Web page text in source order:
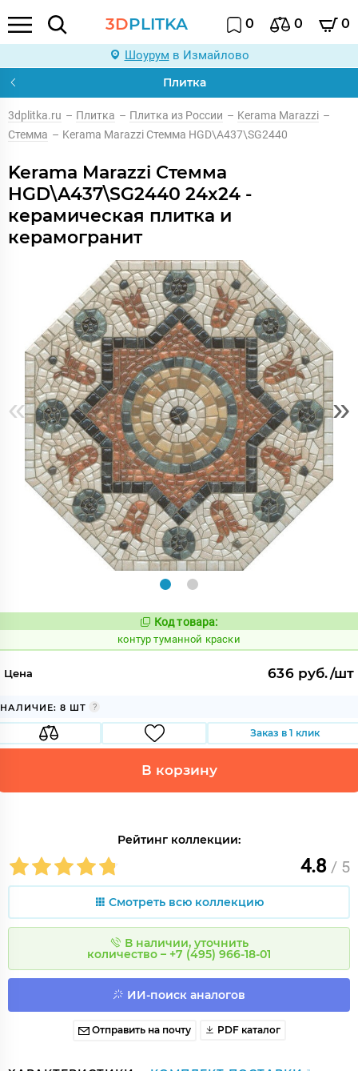
3DPLITKA 0 0 0
Шоурум в Измайлово
Плитка
3dplitka.ru – Плитка – Плитка из России – Kerama Marazzi –
Стемма – Kerama Marazzi Стемма HGD\A437\SG2440
Kerama Marazzi Стемма
HGD\A437\SG2440 24x24 -
керамическая плитка и
керамогранит
« »
Код:
763164
Код товара:
контур туманной краски
Цена 636 руб./шт
НАЛИЧИЕ: 8 ШТ
Заказ в 1 клик
В корзину
Рейтинг коллекции:
4.8 / 5
Смотреть всю коллекцию
В наличии, уточнить
количество – +7 (495) 966-18-01
ИИ-поиск аналогов
Отправить на почту PDF каталог